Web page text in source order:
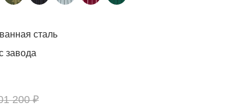
сталь
завода
200 ₽